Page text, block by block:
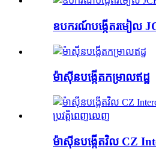
ឧបករណ៍បង្កើតរមៀល
ម៉ាស៊ីនបង្កើតកម្រាលឥដ្ឋ
ម៉ាស៊ីនបង្កើតវិល CZ